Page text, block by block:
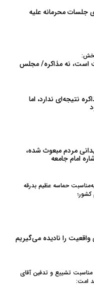
جلسات محرمانه علیه
است، نه مذاکره/ مجلس
نتیجه‌ای ندارد، اما
مردم مبعوث شده،
امام جامعه
حماسه عظیم بدرقه
واقعیت را نادیده می‌گیریم
مناسبت تشییع و تدفین آقای
امت: